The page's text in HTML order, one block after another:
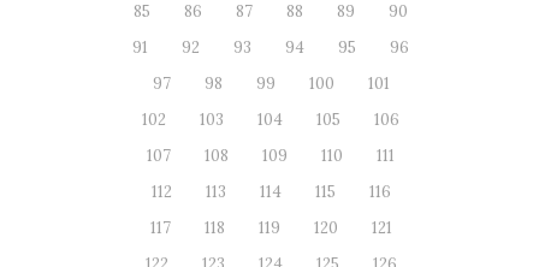
85
86 87 88 89
90
91
92 93 94 95
96
97
98 99 100
101
102
103 104 105
106
107
108 109 110
111
112
113 114 115
116
117
118 119 120
121